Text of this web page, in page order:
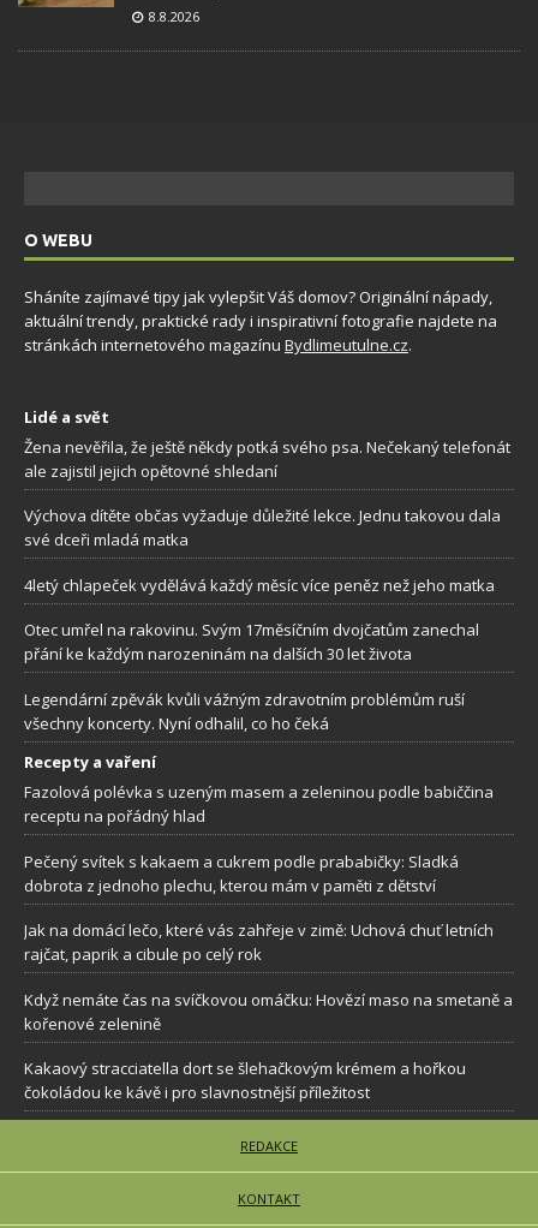
8.8.2026
O WEBU
Sháníte zajímavé tipy jak vylepšit Váš domov? Originální nápady,
aktuální trendy, praktické rady i inspirativní fotografie najdete na
stránkách internetového magazínu Bydlimeutulne.cz.
Lidé a svět
Žena nevěřila, že ještě někdy potká svého psa. Nečekaný telefonát
ale zajistil jejich opětovné shledaní
Výchova dítěte občas vyžaduje důležité lekce. Jednu takovou dala
své dceři mladá matka
4letý chlapeček vydělává každý měsíc více peněz než jeho matka
Otec umřel na rakovinu. Svým 17měsíčním dvojčatům zanechal
přání ke každým narozeninám na dalších 30 let života
Legendární zpěvák kvůli vážným zdravotním problémům ruší
všechny koncerty. Nyní odhalil, co ho čeká
Recepty a vaření
Fazolová polévka s uzeným masem a zeleninou podle babiččina
receptu na pořádný hlad
Pečený svítek s kakaem a cukrem podle prababičky: Sladká
dobrota z jednoho plechu, kterou mám v paměti z dětství
Jak na domácí lečo, které vás zahřeje v zimě: Uchová chuť letních
rajčat, paprik a cibule po celý rok
Když nemáte čas na svíčkovou omáčku: Hovězí maso na smetaně a
kořenové zelenině
Kakaový stracciatella dort se šlehačkovým krémem a hořkou
čokoládou ke kávě i pro slavnostnější příležitost
REDAKCE
KONTAKT